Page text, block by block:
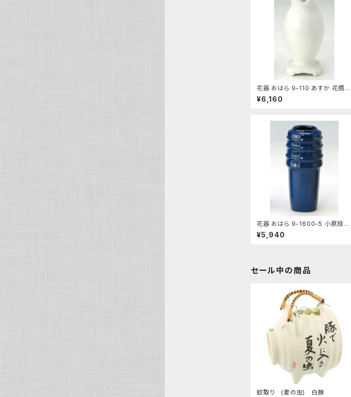
花器 おはら 9-110 あすか 花瓶 フ
ラワーベース 投入
¥6,160
花器 おはら 9-1600-5 小原投入
ナマコ 花瓶 フラワーベース
¥5,940
セール中の商品
蚊取り (夏の虫) 白豚